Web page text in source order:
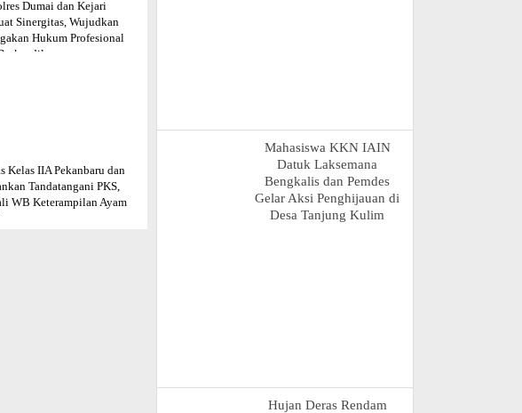
Dumai dan Kejari
Sinergitas, Wujudkan
Hukum Profesional
Kelas IIA Pekanbaru dan
Tandatangani PKS,
WB Keterampilan Ayam
Mahasiswa KKN IAIN
Datuk Laksemana
Bengkalis dan Pemdes
Gelar Aksi Penghijauan di
Desa Tanjung Kulim
Hujan Deras Rendam